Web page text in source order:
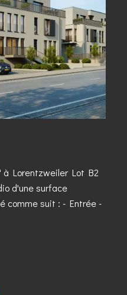
à Lorentzweiler Lot B2
d'une surface
comme suit : - Entrée -